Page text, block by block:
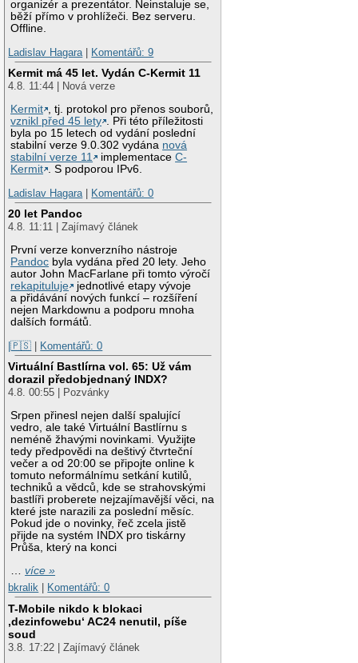
organizér a prezentátor. Neinstaluje se,
běží přímo v prohlížeči. Bez serveru.
Offline.
Ladislav Hagara | Komentářů: 9
Kermit má 45 let. Vydán C-Kermit 11
4.8. 11:44 | Nová verze
Kermit , tj. protokol pro přenos souborů,
vznikl před 45 lety . Při této příležitosti
byla po 15 letech od vydání poslední
stabilní verze 9.0.302 vydána nová
stabilní verze 11
implementaceC-
Kermit . S podporou IPv6.
Ladislav Hagara | Komentářů: 0
20 let Pandoc
4.8. 11:11 | Zajímavý článek
První verze konverzního nástroje
Pandoc byla vydána před 20 lety. Jeho
autor John MacFarlane při tomto výročí
rekapituluje
jednotlivé etapy vývoje
a přidávání nových funkcí – rozšíření
nejen Markdownu a podporu mnoha
dalších formátů.
|🇵🇸 | Komentářů: 0
Virtuální Bastlírna vol. 65: Už vám
dorazil předobjednaný INDX?
4.8. 00:55 | Pozvánky
Srpen přinesl nejen další spalující
vedro, ale také Virtuální Bastlírnu s
neméně žhavými novinkami. Využijte
tedy předpovědi na deštivý čtvrteční
večer a od 20:00 se připojte online k
tomuto neformálnímu setkání kutilů,
techniků a vědců, kde se strahovskými
bastlíři proberete nejzajímavější věci, na
které jste narazili za poslední měsíc.
Pokud jde o novinky, řeč zcela jistě
přijde na systém INDX pro tiskárny
Průša, který na konci
…více »
bkralik
Komentářů: 0
T-Mobile nikdo k blokaci
‚dezinfowebu‘ AC24 nenutil, píše
soud
3.8. 17:22 | Zajímavý článek